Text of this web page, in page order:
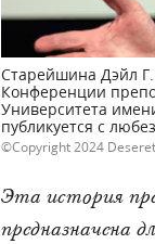
Старейшина Дэйл
Конференции
Университета
публикуется с
Copyright 2024
Эта история
предназначена